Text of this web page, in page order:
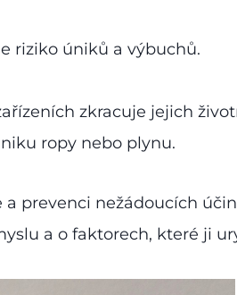
riziko úniků a výbuchů.
zkracuje jejich
ropy nebo plynu.
prevenci nežádoucích
a o faktorech, které ji